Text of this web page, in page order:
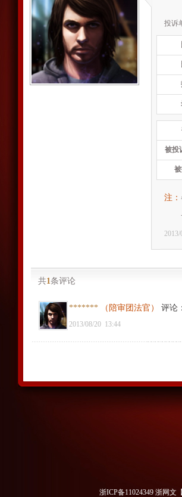
投诉
被投
注：
2013/
共1条评论
******* （陪审团法官） 评论
2013/08/20 13:44
浙ICP备11024349 浙网文